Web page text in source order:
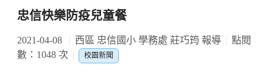
忠信快樂防疫兒童餐
2021-04-08 西區 忠信國小 學務處 莊巧筠 報導
點閱
數：1048 次
校園新聞